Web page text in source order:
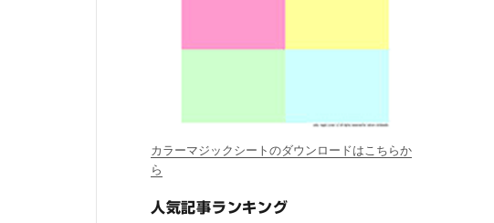
カラーマジックシートのダウンロードはこちらか
ら
人気記事ランキング